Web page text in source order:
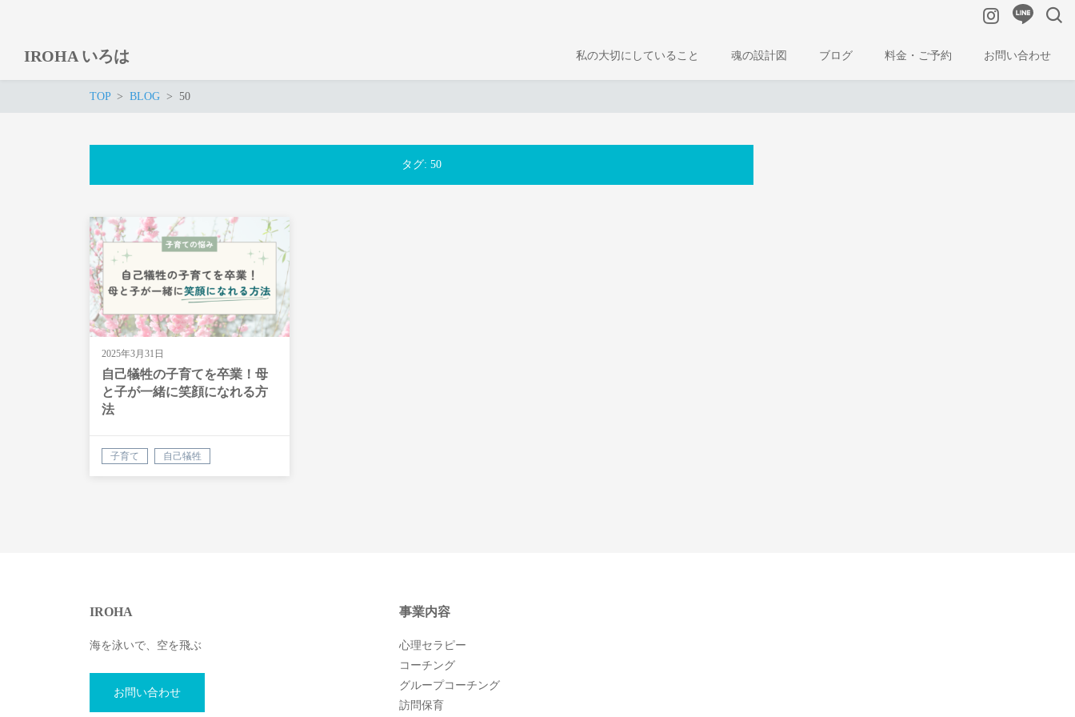
IROHA いろは 私の大切にしていること 魂の設計図 ブログ 料金・ご予約 お問い合わせ
TOP BLOG 50
タグ: 50
2025年3月31日
自己犠牲の子育てを卒業！母
と子が一緒に笑顔になれる方
法
子育て 自己犠牲
IROHA
海を泳いで、空を飛ぶ
お問い合わせ
事業内容
心理セラピー
コーチング
グループコーチング
訪問保育